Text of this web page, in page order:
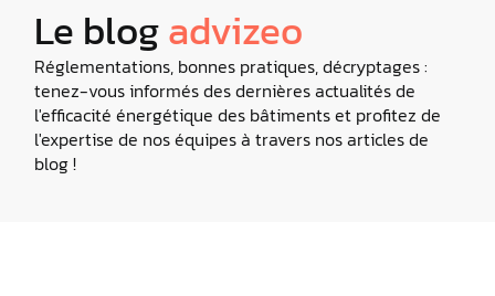
EN DE IT
Le blogadvizeo
Réglementations, bonnes pratiques, décryptages :
tenez-vous informés des dernières actualités de
l'efficacité énergétique des bâtiments et profitez de
l'expertise de nos équipes à travers nos articles de
blog !